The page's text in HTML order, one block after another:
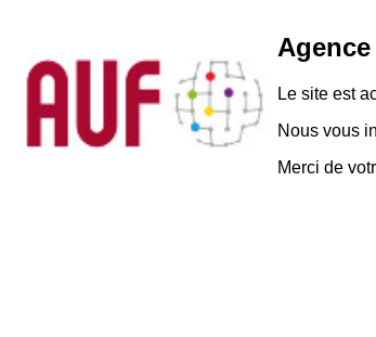
Le site est
Nous vous
Merci de